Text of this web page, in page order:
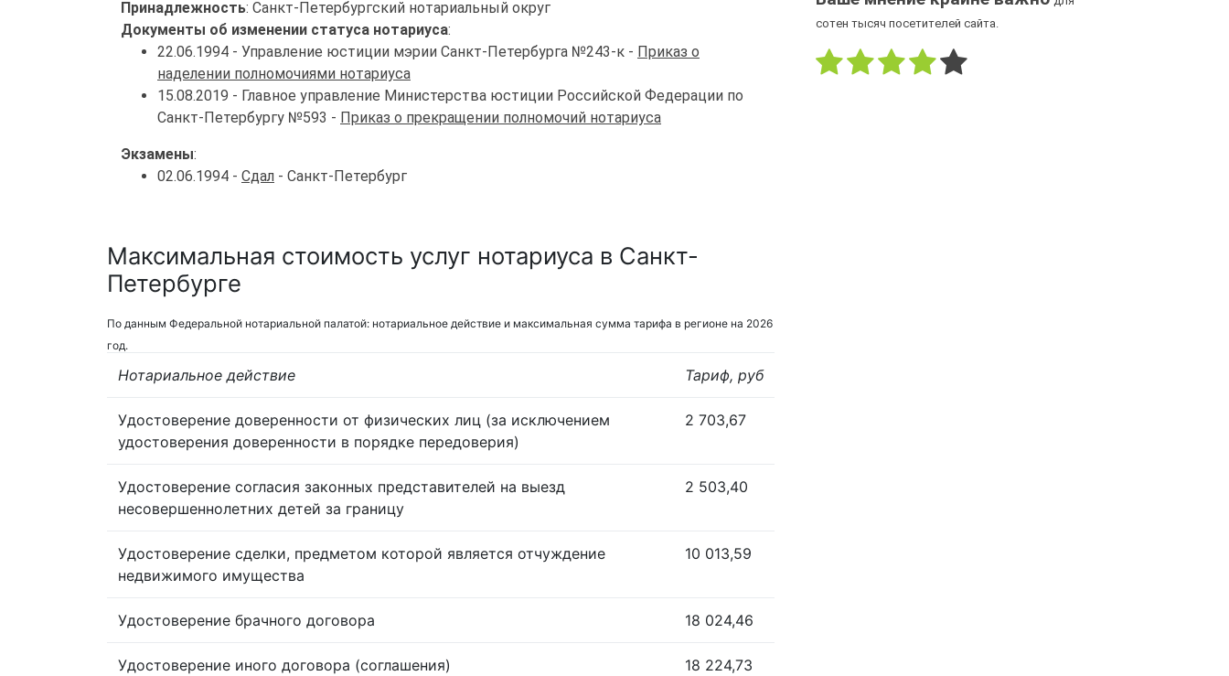
Принадлежность: Санкт-Петербургский нотариальный округ
Документы об изменении статуса нотариуса:
22.06.1994 - Управление юстиции мэрии Санкт-Петербурга №243-к - Приказ о
наделении полномочиями нотариуса
15.08.2019 - Главное управление Министерства юстиции Российской Федерации по
Санкт-Петербургу №593 - Приказ о прекращении полномочий нотариуса
Экзамены:
02.06.1994 - Сдал - Санкт-Петербург
Максимальная стоимость услуг нотариуса в Санкт-
Петербурге
По данным Федеральной нотариальной палатой: нотариальное действие и максимальная сумма тарифа в регионе на 2026
год.
Нотариальное действие Тариф, руб
Удостоверение доверенности от физических лиц (за исключением
удостоверения доверенности в порядке передоверия)
2 703,67
Удостоверение согласия законных представителей на выезд
несовершеннолетних детей за границу
2 503,40
Удостоверение сделки, предметом которой является отчуждение
недвижимого имущества
10 013,59
Удостоверение брачного договора 18 024,46
Удостоверение иного договора (соглашения) 18 224,73
сотен тысяч посетителей сайта.